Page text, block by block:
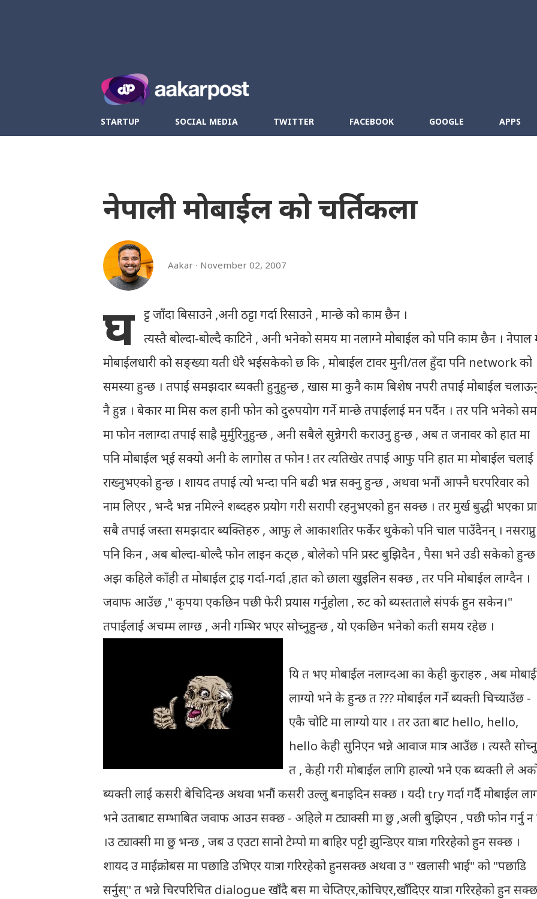
STARTUP SOCIAL MEDIA TWITTER FACEBOOK GOOGLE APPS
नेपाली मोबाईल को चर्तिकला
Aakar November 02, 2007
घ ट्ट जाँदा बिसाउने ,अनी ठट्टा गर्दा रिसाउने , मान्छे को काम छैन ।
त्यस्तै बोल्दा-बोल्दै काटिने , अनी भनेको समय मा नलाग्ने मोबाईल को पनि काम छैन । नेपाल
मोबाईलधारी को सङ्ख्या यती धेरै भईसकेको छ कि , मोबाईल टावर मुनी/तल हुँदा पनि network को
समस्या हुन्छ । तपाईं समझदार ब्यक्ती हुनुहुन्छ , खास मा कुनै काम बिशेष नपरी तपाईं मोबाईल
नै हुन्न । बेकार मा मिस कल हानी फोन को दुरुपयोग गर्ने मान्छे तपाईंलाई मन पर्दैन । तर पनि भनेको
मा फोन नलाग्दा तपाईं साह्रै मुर्मुरिनुहुन्छ , अनी सबैले सुन्नेगरी कराउनु हुन्छ , अब त जनावर को हात मा
पनि मोबाईल भ्ई सक्यो अनी के लागोस त फोन ! तर त्यतिखेर तपाईं आफु पनि हात मा मोबाईल चलाई
राख्नुभएको हुन्छ । शायद तपाईं त्यो भन्दा पनि बढी भन्न सक्नु हुन्छ , अथवा भनौं आफ्नै घरपरिवार को
नाम लिएर , भन्दै भन्न नमिल्ने शब्दहरु प्रयोग गरी सरापी रहनुभएको हुन सक्छ । तर मुर्ख बुद्धी भएका
सबै तपाईं जस्ता समझदार ब्यक्तिहरु , आफु ले आकाशतिर फर्केर थुकेको पनि चाल पाउँदैनन् । नसराप्नु
पनि किन , अब बोल्दा-बोल्दै फोन लाइन कट्छ , बोलेको पनि प्रस्ट बुझिदैन , पैसा भने उडी सकेको हुन्छ
अझ कहिले काँही त मोबाईल ट्राइ गर्दा-गर्दा ,हात को छाला खुइलिन सक्छ , तर पनि मोबाईल लाग्दैन ।
जवाफ आउँछ ," कृपया एकछिन पछी फेरी प्रयास गर्नुहोला , रुट को ब्यस्तताले संपर्क हुन सकेन।"
तपाईंलाई अचम्म लाग्छ , अनी गम्भिर भएर सोच्नुहुन्छ , यो एकछिन भनेको कती समय रहेछ ।
यि त भए मोबाईल नलाग्दआ का केही कुराहरु , अब
लाग्यो भने के हुन्छ त ??? मोबाईल गर्ने ब्यक्ती चिच्याउँछ -
एकै चोटि मा लाग्यो यार । तर उता बाट hello, hello,
hello केही सुनिएन भन्ने आवाज मात्र आउँछ । त्यस्तै
त , केही गरी मोबाईल लागि हाल्यो भने एक ब्यक्ती ले
ब्यक्ती लाई कसरी बेचिदिन्छ अथवा भनौं कसरी उल्लु बनाइदिन सक्छ । यदी try गर्दा गर्दै मोबाईल
भने उताबाट सम्भाबित जवाफ आउन सक्छ - अहिले म ट्याक्सी मा छु ,अली बुझिएन , पछी फोन गर्नु न
।उ ट्याक्सी मा छु भन्छ , जब उ एउटा सानो टेम्पो मा बाहिर पट्टी झुन्डिएर यात्रा गरिरहेको हुन सक्छ ।
शायद उ माईक्रोबस मा पछाडि उभिएर यात्रा गरिरहेको हुनसक्छ अथवा उ " खलासी भाई" को "पछाडि
सर्नुस्" त भन्ने चिरपरिचित dialogue खाँदै बस मा चेप्तिएर,कोचिएर,खाँदिएर यात्रा गरिरहेको हुन